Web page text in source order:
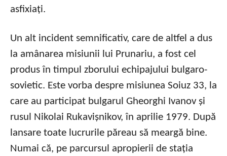
asfixiați.
Un alt incident semnificativ, care de altfel a dus
la amânarea misiunii lui Prunariu, a fost cel
produs în timpul zborului echipajului bulgaro-
sovietic. Este vorba despre misiunea Soiuz 33, la
care au participat bulgarul Gheorghi Ivanov și
rusul Nikolai Rukavișnikov, în aprilie 1979. După
lansare toate lucrurile păreau să meargă bine.
Numai că, pe parcursul apropierii de stația